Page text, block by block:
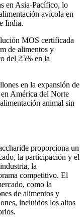
en Asia-Pacífico, lo
avícola en
India.
MOS certificada
de alimentos y
del 25% en la
en la expansión de
América del Norte
animal sin
proporciona un
la participación y el
la
competitivo. El
como la
de alimentos y
incluidos los altos